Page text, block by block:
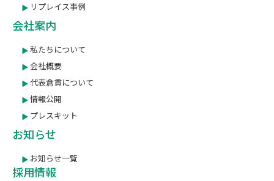
リプレイス事例
会社案内
私たちについて
会社概要
代表倉貫について
情報公開
プレスキット
お知らせ
お知らせ一覧
採用情報